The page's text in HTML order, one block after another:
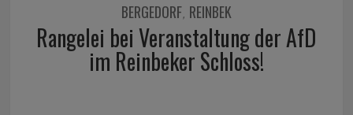
BERGEDORF, REINBEK
Rangelei bei Veranstaltung der AfD
im Reinbeker Schloss!